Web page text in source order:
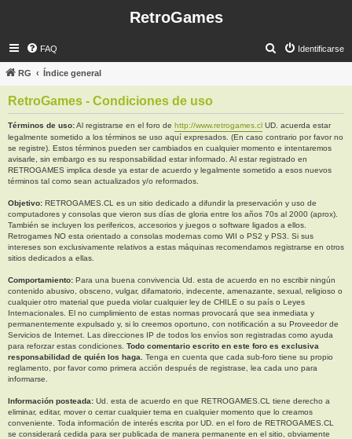
RetroGames
FAQ Identificarse
s
a
r
RG Índice general
RetroGames - Condiciones de uso
Términos de uso:Al registrarse en el foro de http://www.retrogames.cl UD. acuerda estar
legalmente sometido a los términos se uso aquí expresados. (En caso contrario por favor no
se registre). Estos términos pueden ser cambiados en cualquier momento e intentaremos
avisarle, sin embargo es su responsabilidad estar informado. Al estar registrado en
RETROGAMES implica desde ya estar de acuerdo y legalmente sometido a esos nuevos
términos tal como sean actualizados y/o reformados.
Objetivo: RETROGAMES.CL es un sitio dedicado a difundir la preservación y uso de
computadores y consolas que vieron sus días de gloria entre los años 70s al 2000 (aprox).
También se incluyen los perifericos, accesorios y juegos o software ligados a ellos.
Retrogames NO esta orientado a consolas modernas como WII o PS2 y PS3. Si sus
intereses son exclusivamente relativos a estas máquinas recomendamos registrarse en otros
sitios dedicados a ellas.
Comportamiento: Para una buena convivencia Ud. esta de acuerdo en no escribir ningún
contenido abusivo, obsceno, vulgar, difamatorio, indecente, amenazante, sexual, religioso o
cualquier otro material que pueda violar cualquier ley de CHILE o su país o Leyes
Internacionales. El no cumplimiento de estas normas provocará que sea inmediata y
permanentemente expulsado y, si lo creemos oportuno, con notificación a su Proveedor de
Servicios de Internet. Las direcciones IP de todos los envíos son registradas como ayuda
para reforzar estas condiciones. Todo comentario escrito en este foro es exclusiva
responsabilidad de quién los haga.
Tenga en cuenta que cada sub-foro tiene su propio
reglamento, por favor como primera acción después de registrase, lea cada uno para
informarse.
Información posteada: Ud. esta de acuerdo en que RETROGAMES.CL tiene derecho a
eliminar, editar, mover o cerrar cualquier tema en cualquier momento que lo creamos
conveniente. Toda información de interés escrita por UD. en el foro de RETROGAMES.CL
se considerará cedida para ser publicada de manera permanente en el sitio, obviamente